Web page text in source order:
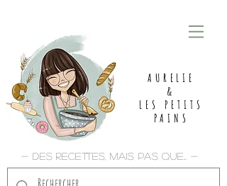
AURELIE
&
LES PETITS
PAINS
- Des recettes, mais pas que... -